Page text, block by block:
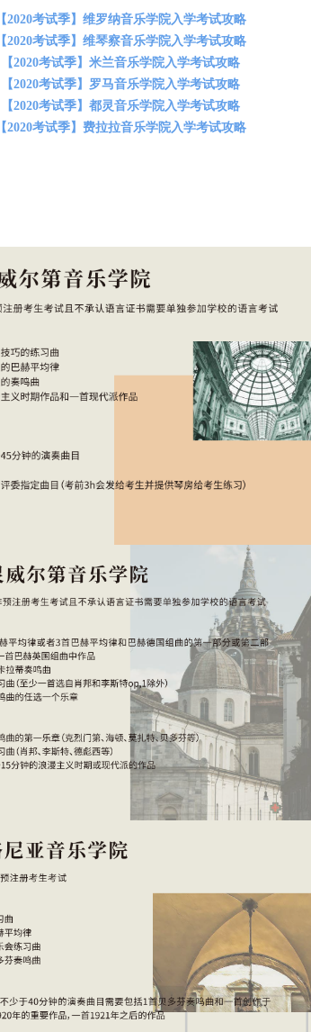
【2020考试季】维罗纳音乐学院入学考试攻略
【2020考试季】维琴察音乐学院入学考试攻略
【2020考试季】米兰音乐学院入学考试攻略
【2020考试季】罗马音乐学院入学考试攻略
【2020考试季】都灵音乐学院入学考试攻略
【2020考试季】费拉拉音乐学院入学考试攻略